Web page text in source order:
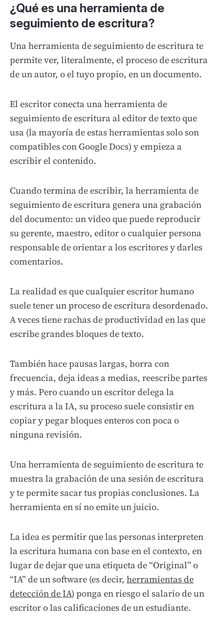
¿Qué es una herramienta de
seguimiento de escritura?
Una herramienta de seguimiento de escritura te
permite ver, literalmente, el proceso de escritura
de un autor, o el tuyo propio, en un documento.
El escritor conecta una herramienta de
seguimiento de escritura al editor de texto que
usa (la mayoría de estas herramientas solo son
compatibles con Google Docs) y empieza a
escribir el contenido.
Cuando termina de escribir, la herramienta de
seguimiento de escritura genera una grabación
del documento: un video que puede reproducir
su gerente, maestro, editor o cualquier persona
responsable de orientar a los escritores y darles
comentarios.
La realidad es que cualquier escritor humano
suele tener un proceso de escritura desordenado.
A veces tiene rachas de productividad en las que
escribe grandes bloques de texto.
También hace pausas largas, borra con
frecuencia, deja ideas a medias, reescribe partes
y más. Pero cuando un escritor delega la
escritura a la IA, su proceso suele consistir en
copiar y pegar bloques enteros con poca o
ninguna revisión.
Una herramienta de seguimiento de escritura te
muestra la grabación de una sesión de escritura
y te permite sacar tus propias conclusiones. La
herramienta en sí no emite un juicio.
La idea es permitir que las personas interpreten
la escritura humana con base en el contexto, en
lugar de dejar que una etiqueta de “Original” o
“IA” de un software (es decir, herramientas de
detección de IA) ponga en riesgo el salario de un
escritor o las calificaciones de un estudiante.